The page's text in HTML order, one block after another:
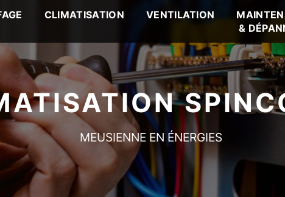
CLIMATISATION VENTILATION
&
MEUSIENNE EN ÉNERGIES